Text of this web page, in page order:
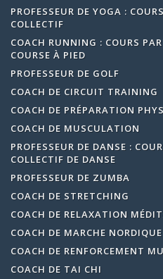
PROFESSEUR DE YOGA :
COLLECTIF
COACH RUNNING : COURS
COURSE À PIED
PROFESSEUR DE GOLF
COACH DE CIRCUIT TRAINING
COACH DE PRÉPARATION
COACH DE MUSCULATION
PROFESSEUR DE DANSE :
COLLECTIF DE DANSE
PROFESSEUR DE ZUMBA
COACH DE STRETCHING
COACH DE RELAXATION
COACH DE MARCHE NORDIQUE
COACH DE RENFORCEMENT
COACH DE TAI CHI